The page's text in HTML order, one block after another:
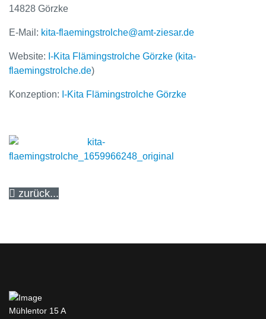
14828 Görzke
E-Mail: kita-flaemingstrolche@amt-ziesar.de
Website: I-Kita Flämingstrolche Görzke (kita-
flaemingstrolche.de)
Konzeption: I-Kita Flämingstrolche Görzke
zurück...
Mühlentor 15 A